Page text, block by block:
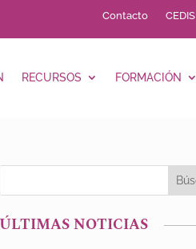
Contacto CEDIS
RECURSOS FORMACIÓN
ÚLTIMAS NOTICIAS